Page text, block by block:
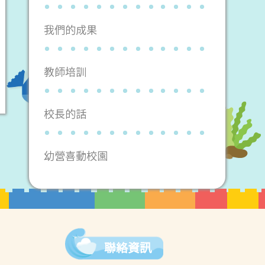
我們的成果
教師培訓
校長的話
幼營喜動校園
聯絡資訊